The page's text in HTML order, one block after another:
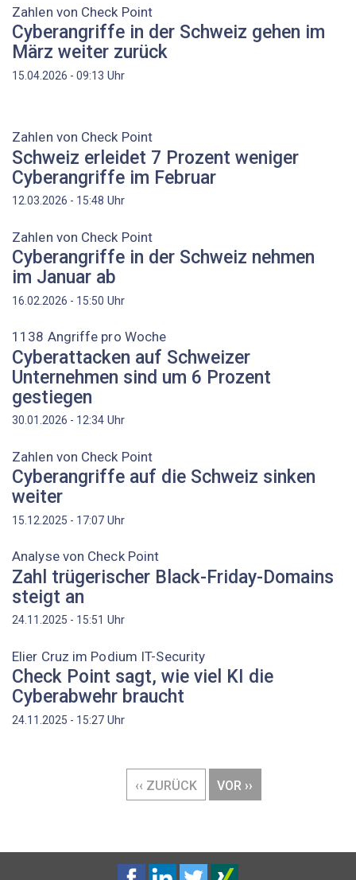
Zahlen von Check Point
Cyberangriffe in der Schweiz gehen im
März weiter zurück
15.04.2026 - 09:13 Uhr
Zahlen von Check Point
Schweiz erleidet 7 Prozent weniger
Cyberangriffe im Februar
12.03.2026 - 15:48 Uhr
Zahlen von Check Point
Cyberangriffe in der Schweiz nehmen
im Januar ab
16.02.2026 - 15:50 Uhr
1138 Angriffe pro Woche
Cyberattacken auf Schweizer
Unternehmen sind um 6 Prozent
gestiegen
30.01.2026 - 12:34 Uhr
Zahlen von Check Point
Cyberangriffe auf die Schweiz sinken
weiter
15.12.2025 - 17:07 Uhr
Analyse von Check Point
Zahl trügerischer Black-Friday-Domains
steigt an
24.11.2025 - 15:51 Uhr
Elier Cruz im Podium IT-Security
Check Point sagt, wie viel KI die
Cyberabwehr braucht
24.11.2025 - 15:27 Uhr
VORHERIGE
SEITE
‹‹ ZURÜCK
NÄCHSTE
SEITE
VOR ››